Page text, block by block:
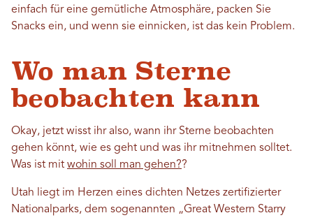
einfach für eine gemütliche Atmosphäre, packen Sie
Snacks ein, und wenn sie einnicken, ist das kein Problem.
Wo man Sterne
beobachten kann
Okay, jetzt wisst ihr also, wann ihr Sterne beobachten
gehen könnt, wie es geht und was ihr mitnehmen solltet.
Was ist mit wohin soll man gehen??
Utah liegt im Herzen eines dichten Netzes zertifizierter
Nationalparks, dem sogenannten „Great Western Starry